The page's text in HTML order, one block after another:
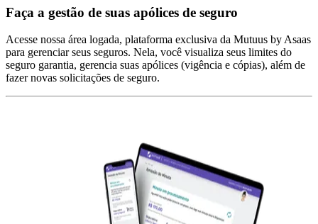
Faça a gestão de suas apólices de seguro
Acesse nossa área logada, plataforma exclusiva da Mutuus by Asaas
para gerenciar seus seguros. Nela, você visualiza seus limites do
seguro garantia, gerencia suas apólices (vigência e cópias), além de
fazer novas solicitações de seguro.